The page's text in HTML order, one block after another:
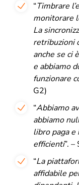
“Timbrare
monitorare
La
retribuzioni
anche se ci
e abbiamo
funzionare
G2)
“Abbiamo
abbiamo
libro paga
efficienti”.
“La
affidabile